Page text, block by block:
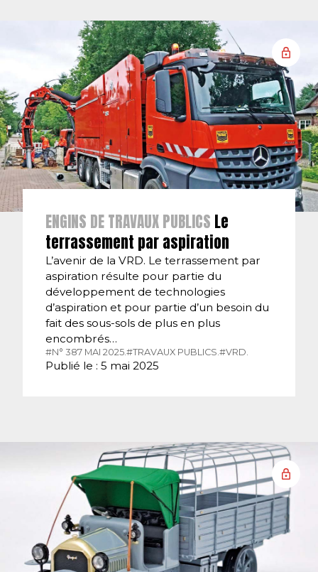
ENGINS DE TRAVAUX PUBLICS Le
terrassement par aspiration
L’avenir de la VRD. Le terrassement par
aspiration résulte pour partie du
développement de technologies
d’aspiration et pour partie d’un besoin du
fait des sous-sols de plus en plus
encombrés…
#N° 387 MAI 2025. #TRAVAUX PUBLICS. #VRD.
Publié le : 5 mai 2025